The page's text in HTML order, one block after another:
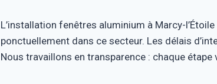
L’installation fenêtres aluminium à Marcy-
ponctuellement dans ce secteur. Les délais
Nous travaillons en transparence : chaque étape